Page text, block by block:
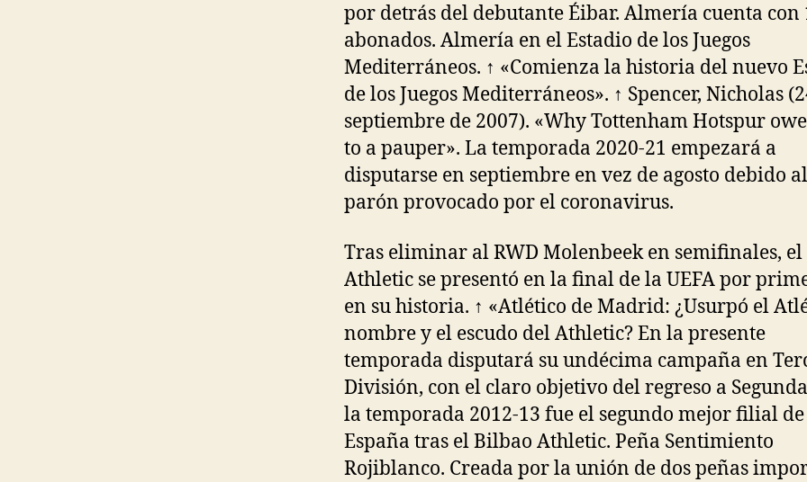
por detrás del debutante Éibar. Almería cuenta con
abonados. Almería en el Estadio de los Juegos
Mediterráneos. ↑ «Comienza la historia del nuevo
de los Juegos Mediterráneos». ↑ Spencer, Nicholas
septiembre de 2007). «Why Tottenham Hotspur
to a pauper». La temporada 2020-21 empezará a
disputarse en septiembre en vez de agosto debido al
parón provocado por el coronavirus.
Tras eliminar al RWD Molenbeek en semifinales, el
Athletic se presentó en la final de la UEFA por
en su historia. ↑ «Atlético de Madrid: ¿Usurpó el
nombre y el escudo del Athletic? En la presente
temporada disputará su undécima campaña en
División, con el claro objetivo del regreso a
la temporada 2012-13 fue el segundo mejor filial de
España tras el Bilbao Athletic. Peña Sentimiento
Rojiblanco. Creada por la unión de dos peñas